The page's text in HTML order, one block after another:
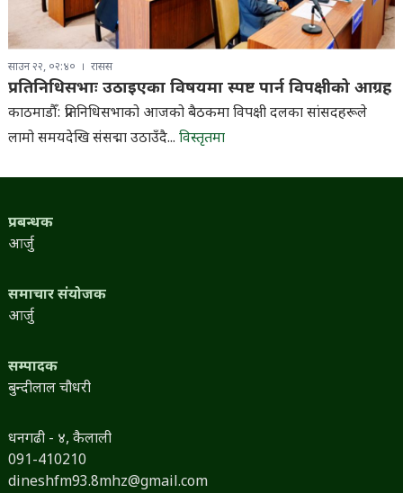
साउन २२, ०२:४० रासस
प्रतिनिधिसभाः उठाइएका विषयमा स्पष्ट पार्न विपक्षीको आग्रह
काठमाडौँ: प्रतिनिधिसभाको आजको बैठकमा विपक्षी दलका सांसदहरूले
लामो समयदेखि संसद्मा उठाउँदै... विस्तृतमा
प्रबन्धक
आर्जु
समाचार संयोजक
आर्जु
सम्पादक
बुन्दीलाल चौधरी
धनगढी - ४, कैलाली
091-410210
dineshfm93.8mhz@gmail.com